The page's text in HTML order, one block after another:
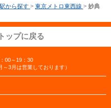
から探す > 東京メトロ東西線 > 妙典
ップに戻る
00～19：30
～3月は営業しております）